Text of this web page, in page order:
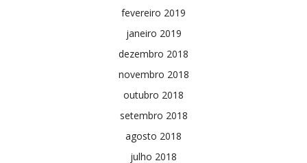
fevereiro 2019
janeiro 2019
dezembro 2018
novembro 2018
outubro 2018
setembro 2018
agosto 2018
julho 2018